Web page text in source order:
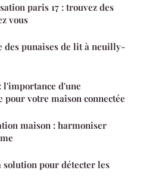
paris 17 : trouvez des
vous
des punaises de lit à neuilly-
l'importance d'une
pour votre maison connectée
maison : harmoniser
pour détecter les